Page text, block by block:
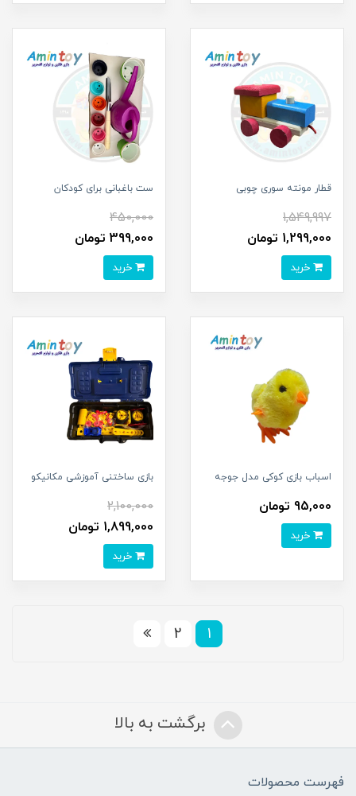
قطار مونته سوری چوبی
1,549,997
1,299,000 تومان
ست باغبانی برای کودکان
450,000
399,000 تومان
اسباب بازی کوکی مدل جوجه
95,000 تومان
بازی ساختنی آموزشی مکانیکو
2,100,000
1,899,000 تومان
1
2
برگشت به بالا
فهرست محصولات